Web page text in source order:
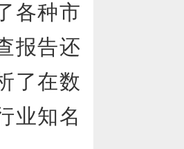
各种市
报告还
了在数
业知名